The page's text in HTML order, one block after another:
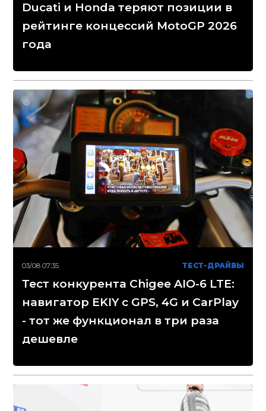
Ducati и Honda теряют позиции в
рейтинге концессий MotoGP 2026
года
03/08 07:35 ТЕСТ-ДРАЙВЫ
Тест конкурента Chigee AIO-6 LTE:
навигатор EKIY с GPS, 4G и CarPlay
- тот же функционал в три раза
дешевле